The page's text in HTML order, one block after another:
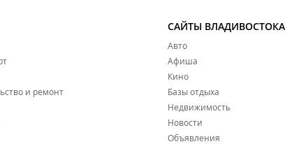
и ремонт
САЙТЫ ВЛАДИВОСТОКА
Авто
Афиша
Кино
Базы отдыха
Недвижимость
Новости
Объявления